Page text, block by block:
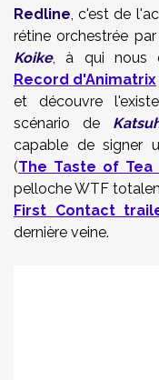
Redline, c'est de
rétine orchestrée
Koike, à qui nous
Record d'Animatrix
et découvre
scénario de
capable de signer
(The Taste of Tea
pelloche WTF
First Contact
dernière veine.